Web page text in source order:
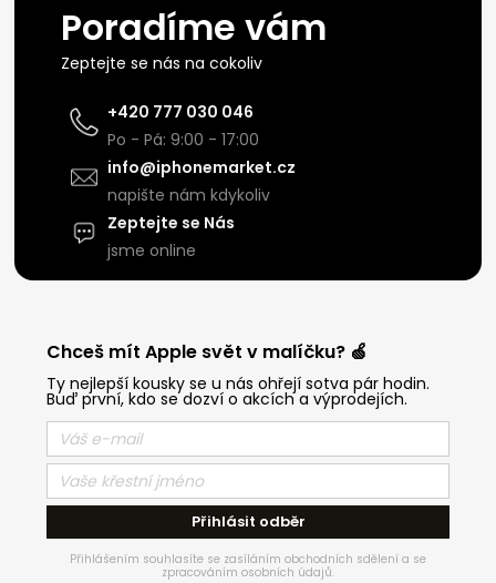
Poradíme vám
Zeptejte se nás na cokoliv
+420 777 030 046
Po - Pá: 9:00 - 17:00
info@iphonemarket.cz
napište nám kdykoliv
Zeptejte se Nás
jsme online
Chceš mít Apple svět v malíčku? 🍏
Ty nejlepší kousky se u nás ohřejí sotva pár hodin.
Buď první, kdo se dozví o akcích a výprodejích.
Přihlásit odběr
Přihlášením souhlasíte se zasíláním obchodních sdělení a se
zpracováním osobních údajů.